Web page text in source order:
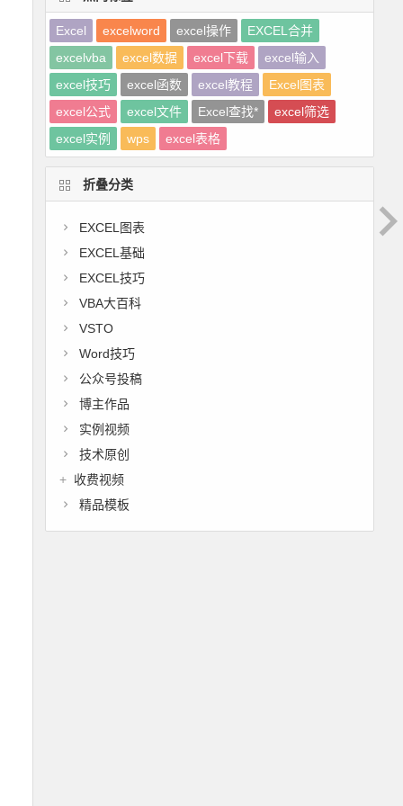
Excel excelword excel操作
EXCEL合并
excelvba
excel数据 excel下载
excel输入
excel技巧
excel函数 excel教程
Excel图表
excel公式
excel文件 Excel查找*
excel筛选
excel实例
wps excel表格
折叠分类
EXCEL图表
EXCEL基础
EXCEL技巧
VBA大百科
VSTO
Word技巧
公众号投稿
博主作品
实例视频
技术原创
收费视频
精品模板